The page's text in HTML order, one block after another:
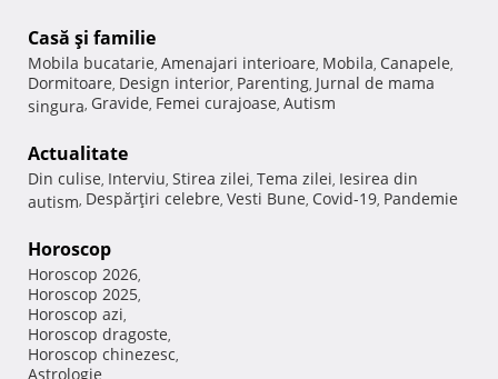
Casă şi familie
Mobila bucatarie, Amenajari interioare, Mobila, Canapele,
Dormitoare, Design interior, Parenting, Jurnal de mama
singura, Gravide, Femei curajoase, Autism
Actualitate
Din culise, Interviu, Stirea zilei, Tema zilei, Iesirea din
autism, Despărţiri celebre, Vesti Bune, Covid-19, Pandemie
Horoscop
Horoscop 2026,
Horoscop 2025,
Horoscop azi,
Horoscop dragoste,
Horoscop chinezesc,
Astrologie